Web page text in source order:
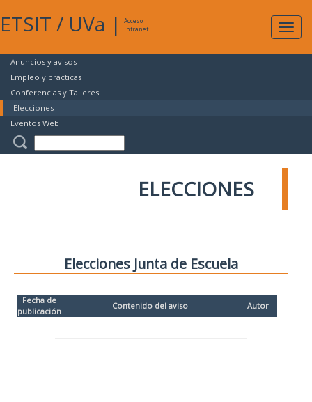
ETSIT / UVa |
Acceso
Intranet
Anuncios y avisos
Empleo y prácticas
Conferencias y Talleres
Elecciones
Eventos Web
ELECCIONES
Elecciones Junta de Escuela
Fecha de
publicación
Contenido del aviso Autor